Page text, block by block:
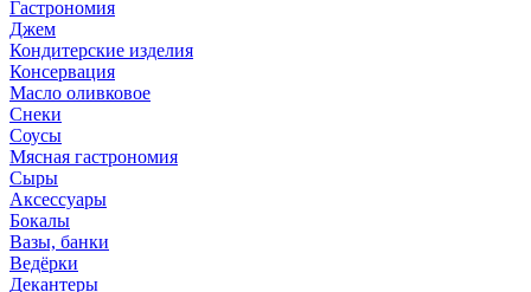
Гастрономия
Джем
Кондитерские изделия
Консервация
Масло оливковое
Снеки
Соусы
Мясная гастрономия
Сыры
Аксессуары
Бокалы
Вазы, банки
Ведёрки
Декантеры